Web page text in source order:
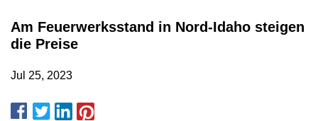
Am Feuerwerksstand in Nord-Idaho steigen
die Preise
Jul 25, 2023